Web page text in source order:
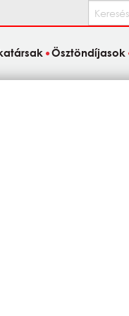
Keresés
Ösztöndíjasok